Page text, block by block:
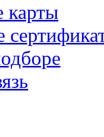
карты